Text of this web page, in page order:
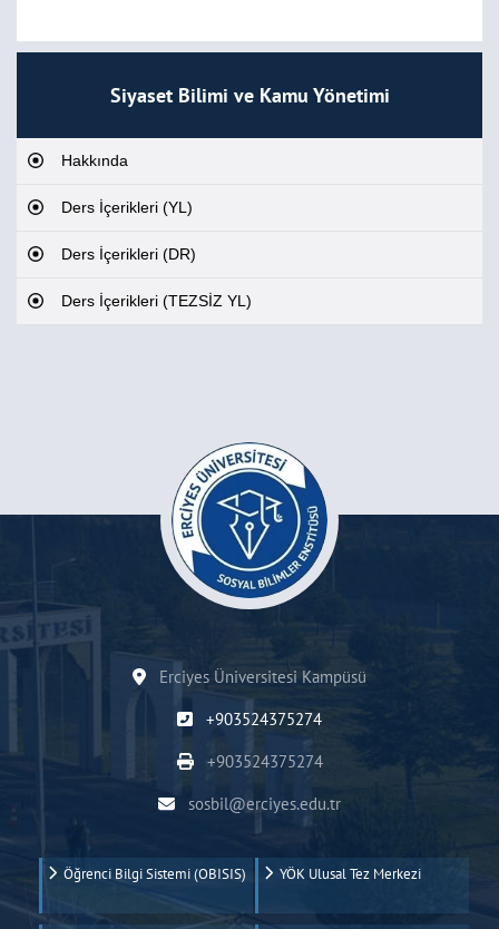
Siyaset Bilimi ve Kamu Yönetimi
Hakkında
Ders İçerikleri (YL)
Ders İçerikleri (DR)
Ders İçerikleri (TEZSİZ YL)
Erciyes Üniversitesi Kampüsü
+903524375274
+903524375274
sosbil@erciyes.edu.tr
Öğrenci Bilgi Sistemi (OBISIS) YÖK Ulusal Tez Merkezi